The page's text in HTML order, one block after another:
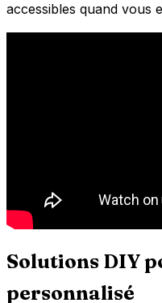
accessibles quand vous
Solutions DIY
personnalisé